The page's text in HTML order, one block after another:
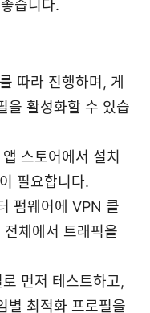
습니다.
따라 진행하며, 게
을 활성화할 수 있습
스토어에서 설치
필요합니다.
펌웨어에 VPN 클
체에서 트래픽을
먼저 테스트하고,
별 최적화 프로필을